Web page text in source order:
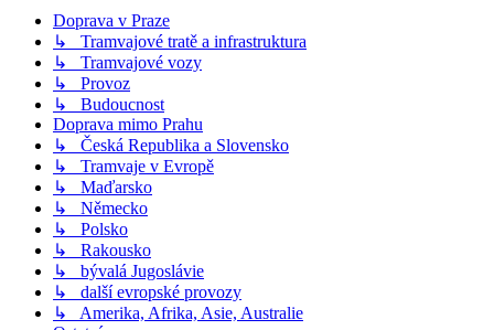
Doprava v Praze
↳ Tramvajové tratě a infrastruktura
↳ Tramvajové vozy
↳ Provoz
↳ Budoucnost
Doprava mimo Prahu
↳ Česká Republika a Slovensko
↳ Tramvaje v Evropě
↳ Maďarsko
↳ Německo
↳ Polsko
↳ Rakousko
↳ bývalá Jugoslávie
↳ další evropské provozy
↳ Amerika, Afrika, Asie, Australie